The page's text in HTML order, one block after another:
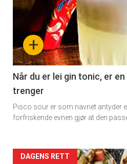
detail
section
11
Dagens
rett
+
Når du er lei gin tonic, er
trenger
Pisco sour er som navnet antyder
forfriskende evnen gjør at den
Artikler
DAGENS RETT